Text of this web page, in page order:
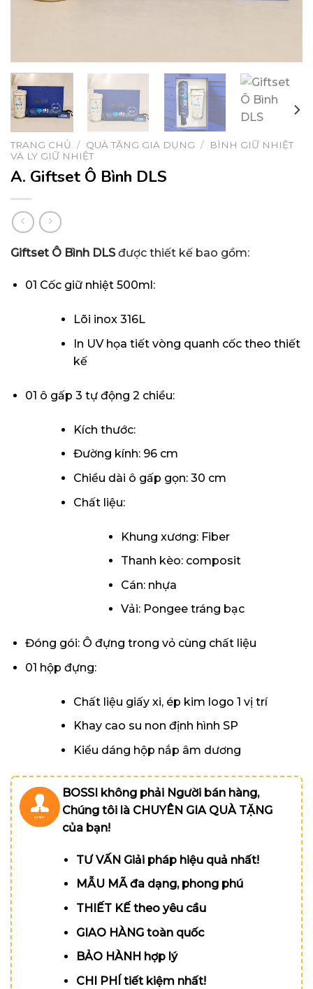
TRANG CHỦ / QUÀ TẶNG GIA DỤNG /
BÌNH GIỮ NHIỆT
VÀ LY GIỮ NHIỆT
A. Giftset Ô Bình DLS
Giftset Ô Bình DLSđược thiết kế bao gồm:
01 Cốc giữ nhiệt 500ml:
Lõi inox 316L
In UV họa tiết vòng quanh cốc theo thiết
kế
01 ô gấp 3 tự động 2 chiều:
Kích thước:
Đường kính: 96 cm
Chiều dài ô gấp gọn: 30 cm
Chất liệu:
Khung xương: Fiber
Thanh kèo: composit
Cán: nhựa
Vải: Pongee tráng bạc
Đóng gói: Ô đựng trong vỏ cùng chất liệu
01 hộp đựng:
Chất liệu giấy xi, ép kim logo 1 vị trí
Khay cao su non định hình SP
Kiểu dáng hộp nắp âm dương
BOSSI không phải Người bán hàng,
Chúng tôi là CHUYÊN GIA QUÀ TẶNG
của bạn!
TƯ VẤN Giải pháp hiệu quả nhất!
MẪU MÃ đa dạng, phong phú
THIẾT KẾ theo yêu cầu
GIAO HÀNG toàn quốc
BẢO HÀNH hợp lý
CHI PHÍ tiết kiệm nhất!